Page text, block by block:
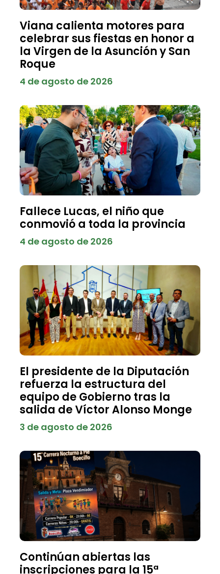
Viana calienta motores para
celebrar sus fiestas en honor a
la Virgen de la Asunción y San
Roque
4 de agosto de 2026
Fallece Lucas, el niño que
conmovió a toda la provincia
4 de agosto de 2026
El presidente de la Diputación
refuerza la estructura del
equipo de Gobierno tras la
salida de Víctor Alonso Monge
3 de agosto de 2026
Continúan abiertas las
inscripciones para la 15ª